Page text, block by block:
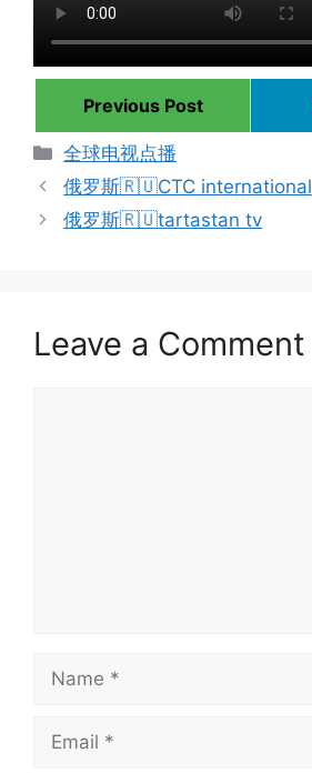
Previous Post
Categories
全球电视点播
俄罗斯🇷🇺CTC international
俄罗斯🇷🇺tartastan tv
Leave a Comment